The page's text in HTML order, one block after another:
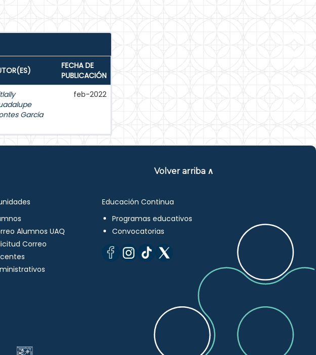
FECHA DE
PUBLICACIÓN
García
feb-2022
Volver arriba ∧
Alumnos UAQ
Correo
Educación Continua
Programas educativos
Convocatorias